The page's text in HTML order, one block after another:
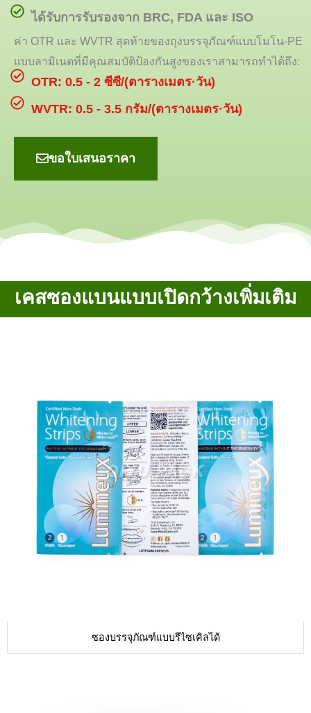
ได้รับการรับรองจาก BRC, FDA และ ISO
ค่า OTR และ WVTR สุดท้ายของถุงบรรจุภัณฑ์แบบโมโน-PE
แบบลามิเนตที่มีคุณสมบัติป้องกันสูงของเราสามารถทำได้ถึง:
OTR: 0.5 - 2 ซีซี/(ตารางเมตร·วัน)
WVTR: 0.5 - 3.5 กรัม/(ตารางเมตร·วัน)
ขอใบเสนอราคา
เคสซองแบนแบบเปิดกว้างเพิ่มเติม
ซองบรรจุภัณฑ์แบบรีไซเคิลได้